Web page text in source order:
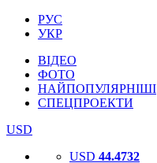
РУС
УКР
ВІДЕО
ФОТО
НАЙПОПУЛЯРНІШІ
СПЕЦПРОЕКТИ
USD
USD 44.4732